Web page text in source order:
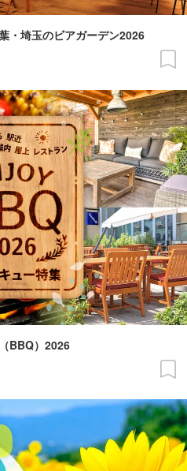
・埼玉のビアガーデン2026
BBQ）2026